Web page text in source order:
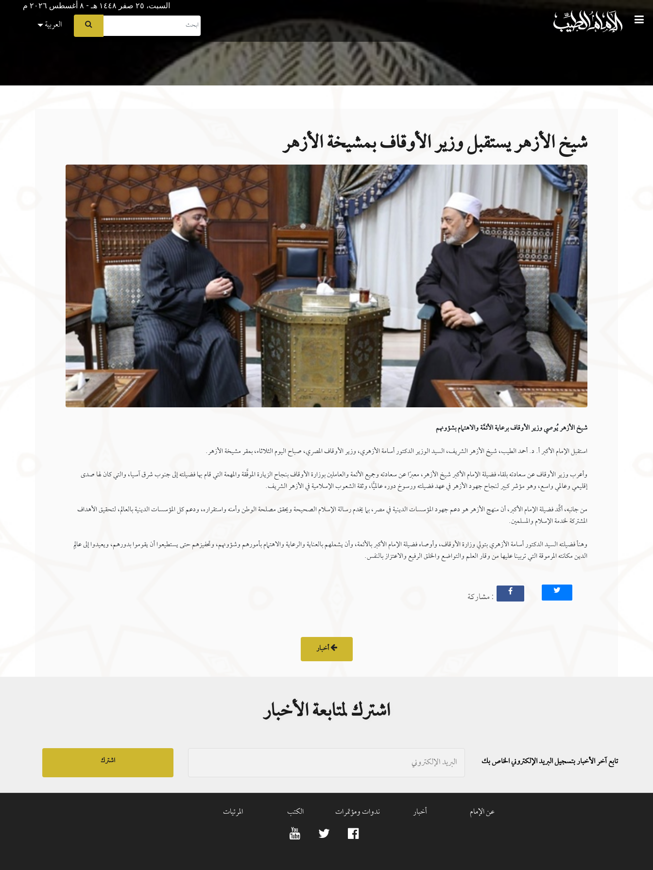
السبت، ٢٥ صفر ١٤٤٨ هـ - ۸ أغسطس ۲۰۲٦ م
العربية
شيخ الأزهر يستقبل وزير الأوقاف بمشيخة الأزهر
شيخ الأزهر يُوصي وزير الأوقاف برعاية الأئمَّة والاهتمام بشؤونهم
استقبل الإمام الأكبر أ. د. أحمد الطيب، شيخ الأزهر الشريف، السيد الوزير الدكتور أسامة الأزهري، وزير الأوقاف المصري، صباح اليوم الثلاثاء، بمقر مشيخة الأزهر.
وأعرب وزير الأوقاف عن سعادته بلقاء فضيلة الإمام الأكبر شيخ الأزهر، معبرًا عن سعادته وجميع الأئمة والعاملين بوزارة الأوقاف بنجاح الزيارة الموفَّقة والمهمة التي قام بها فضيلته إلى جنوب شرق آسيا، والتي كان لها صدى
إقليمي وعالمي واسع، وهو مؤشر كبير لنجاح جهود الأزهر في عهد فضيلته ورسوخ دوره عالميًّا، وثقة الشعوب الإسلامية في الأزهر الشريف.
من جانبه، أكَّد فضيلة الإمام الأكبر، أن منهج الأزهر هو دعم جهود المؤسسات الدينية في مصر، بما يخدم رسالة الإسلام الصحيحة ويحقق مصلحة الوطن وأمنه واستقراره، ودعم كل المؤسسات الدينية بالعالم، لتحقيق الأهداف
المشتركة لخدمة الإسلام والمسلمين.
وهنأ فضيلته السيد الدكتور أسامة الأزهري بتولي وزارة الأوقاف، وأوصاه فضيلة الإمام الأكبر بالأئمة، وأن يشملهم بالعناية والرعاية والاهتمام بأمورهم وشؤونهم، وتحفيزهم حتى يستطيعوا أن يقوموا بدورهم، ويعيدوا إلى عالِم
الدين مكانته المرموقة التي تربينا عليها من وقار العلم والتواضع والخلق الرفيع والاعتزاز بالنفس.
: مشاركة
أخبار
اشترك لمتابعة الأخبار
تابع آخر الأخبار بتسجيل البريد الإلكتروني الخاص بك اشترك
عن الإمام أخبار ندوات ومؤتمرات الكتب المرئيات